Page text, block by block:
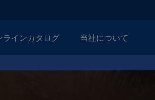
ラインカタログ 当社について